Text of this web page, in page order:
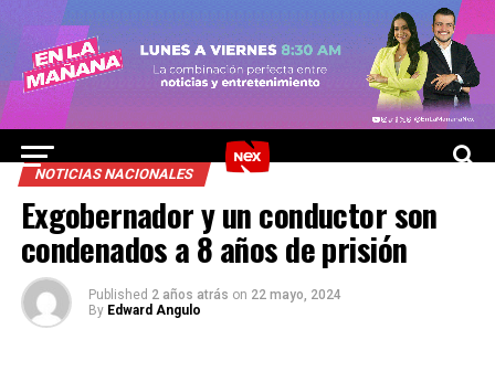
NOTICIAS NACIONALES
Exgobernador y un conductor son
condenados a 8 años de prisión
Published 2 años atrás on 22 mayo, 2024
By Edward Angulo